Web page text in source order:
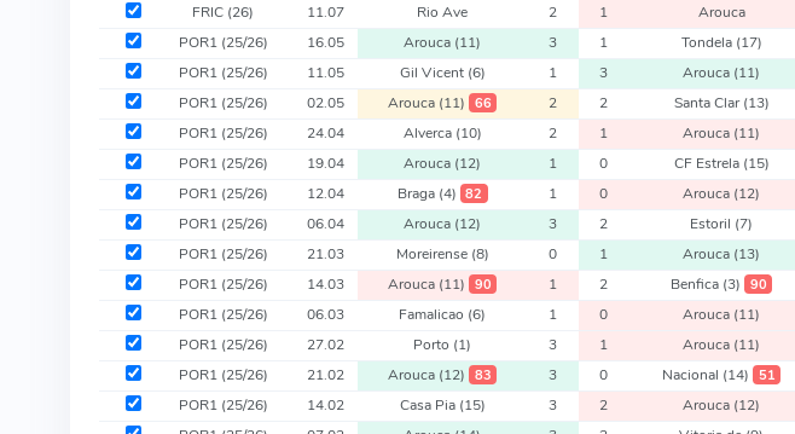
FRIC (26) 11.07 Rio Ave 2 1 Arouca
POR1 (25/26) 16.05 Arouca (11) 3 1 Tondela (17)
POR1 (25/26) 11.05 Gil Vicent (6) 1 3 Arouca (11)
POR1 (25/26) 02.05 Arouca (11) 66 2 2 Santa Clar(13)
POR1 (25/26) 24.04 Alverca (10) 2 1 Arouca (11)
POR1 (25/26) 19.04 Arouca (12) 1 0 CF Estrela (15)
POR1 (25/26) 12.04 Braga (4) 82 1 0 Arouca (12)
POR1 (25/26) 06.04 Arouca (12) 3 2 Estoril (7)
POR1 (25/26) 21.03 Moreirense (8) 0 1 Arouca (13)
POR1 (25/26) 14.03 Arouca (11) 90 1 2 Benfica (3) 90
POR1 (25/26) 06.03 Famalicao (6) 1 0 Arouca (11)
POR1 (25/26) 27.02 Porto (1) 3 1 Arouca (11)
POR1 (25/26) 21.02 Arouca (12) 83 3 0 Nacional (14) 51
POR1 (25/26) 14.02 Casa Pia (15) 3 2 Arouca (12)